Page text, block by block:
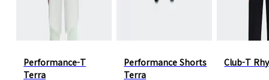
Performance-T
Terra
Performance Shorts
Terra
Club-T